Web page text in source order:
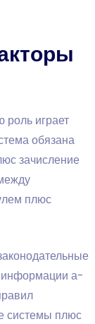
играет
обязана
зачисление
плюс
информации а-
системы плюс